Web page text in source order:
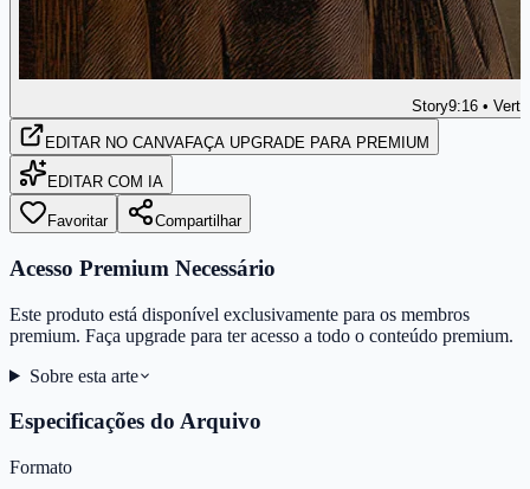
Story9:16 •
EDITAR NO CANVAFAÇA UPGRADE PARA PREMIUM
EDITAR COM IA
Favoritar Compartilhar
Acesso Premium Necessário
Este produto está disponível exclusivamente para os membros
premium. Faça upgrade para ter acesso a todo o conteúdo premium.
Sobre esta arte
Especificações do Arquivo
Formato